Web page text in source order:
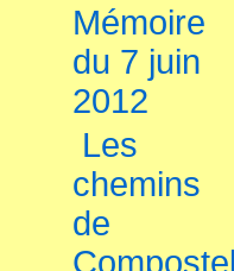
Mémoire
du 7 juin
2012
Les
chemins
de